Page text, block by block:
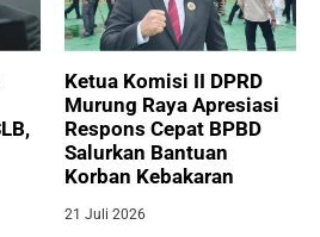
Ketua Komisi II DPRD
Murung Raya Apresiasi
Respons Cepat BPBD
Salurkan Bantuan
Korban Kebakaran
21 Juli 2026